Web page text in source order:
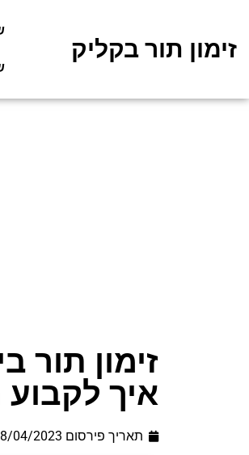
זימון תור בקליק
איך לקבוע
תאריך פירסום 18/04/2023